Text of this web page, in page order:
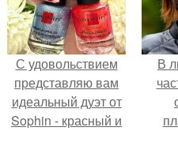
С удовольствием
представляю вам
идеальный дуэт от
Sophin - красный и
В